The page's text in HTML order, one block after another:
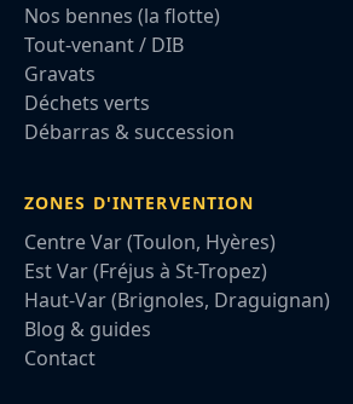
Nos bennes (la flotte)
Tout-venant / DIB
Gravats
Déchets verts
Débarras & succession
ZONES D'INTERVENTION
Centre Var (Toulon, Hyères)
Est Var (Fréjus à St-Tropez)
Haut-Var (Brignoles, Draguignan)
Blog & guides
Contact